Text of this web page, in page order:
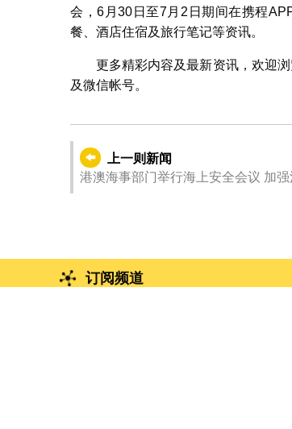
会，6月30日至7月2日期间在携程
餐、酒店住宿及旅行笔记等资讯。
更多精彩内容及最新资讯，欢迎
及微信帐号。
上一则新闻
港澳海事部门举行海上安全会议 加
订阅频道